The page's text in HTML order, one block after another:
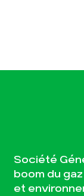
Société
boom du
et